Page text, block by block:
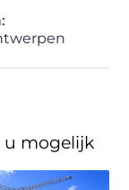
u mogelijk